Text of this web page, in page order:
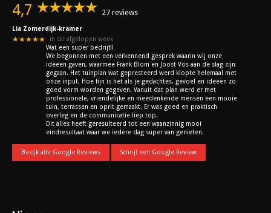
4,7 27 reviews
Lia Zomerdijk-kramer
★★★★★
in de afgelopen week
Wat een super bedrijf!!
We begonnen met een verkennend gesprek waarin wij onze
ideeën gaven, waarmee Frank Blom en Joost Vos aan de slag zijn
gegaan. Het tuinplan wat gepresteerd werd klopte helemaal met
onze input. Hoe fijn is het als je gedachtes, gevoel en ideeën zo
goed vorm worden gegeven. Vanuit dat plan werd er met
professionele, vriendelijke en meedenkende mensen een mooie
tuin, terrassen en oprit gemaakt. Er was goed en praktisch
overleg en de communicatie liep top.
Dit alles heeft geresulteerd tot een waanzinnig mooi
eindresultaat waar we iedere dag super van genieten.
Bekijk alle Google Reviews Schrijf een Google Review